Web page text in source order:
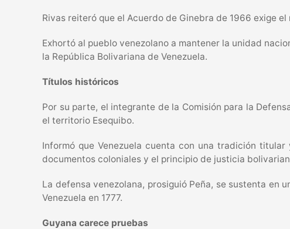
Rivas reiteró que el Acuerdo de Ginebra de 1966 exige
Exhortó al pueblo venezolano a mantener la unidad
la República Bolivariana de Venezuela.
Títulos históricos
Por su parte, el integrante de la Comisión para la
el territorio Esequibo.
Informó que Venezuela cuenta con una tradición
documentos coloniales y el principio de justicia
La defensa venezolana, prosiguió Peña, se sustenta en
Venezuela en 1777.
Guyana carece pruebas